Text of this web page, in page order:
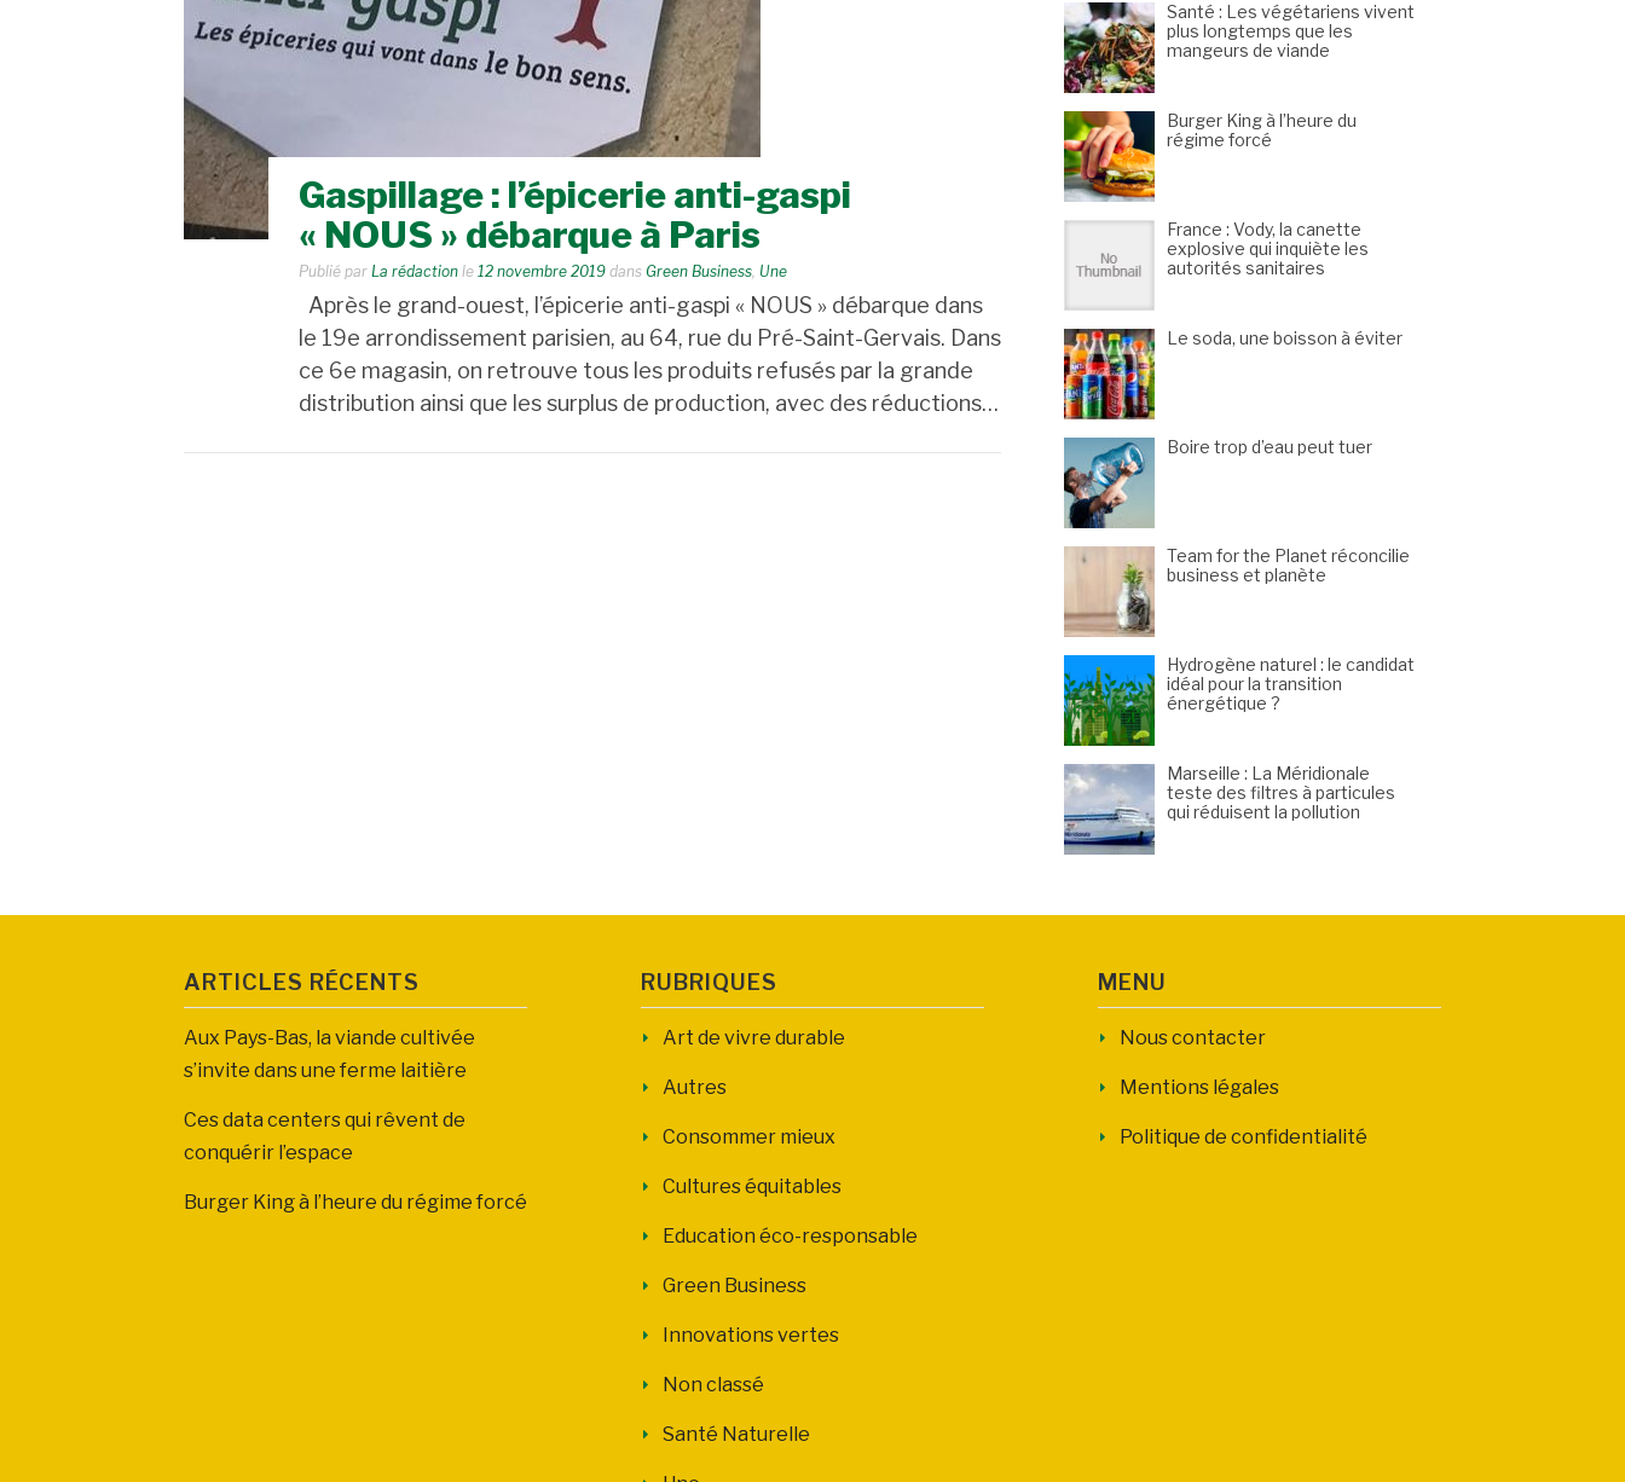
Gaspillage : l’épicerie anti-gaspi
« NOUS » débarque à Paris
Publié par La rédaction le 12 novembre 2019 dans Green Business, Une
Après le grand-ouest, l’épicerie anti-gaspi « NOUS » débarque dans
le 19e arrondissement parisien, au 64, rue du Pré-Saint-Gervais. Dans
ce 6e magasin, on retrouve tous les produits refusés par la grande
distribution ainsi que les surplus de production, avec des réductions…
Santé : Les végétariens vivent
plus longtemps que les
mangeurs de viande
Burger King à l’heure du
régime forcé
France : Vody, la canette
explosive qui inquiète les
autorités sanitaires
Le soda, une boisson à éviter
Boire trop d’eau peut tuer
Team for the Planet réconcilie
business et planète
Hydrogène naturel : le candidat
idéal pour la transition
énergétique ?
Marseille : La Méridionale
teste des filtres à particules
qui réduisent la pollution
ARTICLES RÉCENTS
Aux Pays-Bas, la viande cultivée
s’invite dans une ferme laitière
Ces data centers qui rêvent de
conquérir l’espace
Burger King à l’heure du régime forcé
RUBRIQUES
Art de vivre durable
Autres
Consommer mieux
Cultures équitables
Education éco-responsable
Green Business
Innovations vertes
Non classé
Santé Naturelle
MENU
Nous contacter
Mentions légales
Politique de confidentialité